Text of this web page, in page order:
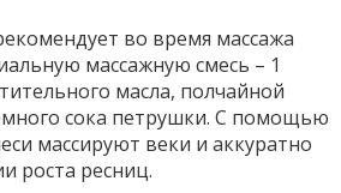
во время массажа
массажную смесь – 1
масла, полчайной
сока петрушки. С помощью
массируют веки и аккуратно
роста ресниц.